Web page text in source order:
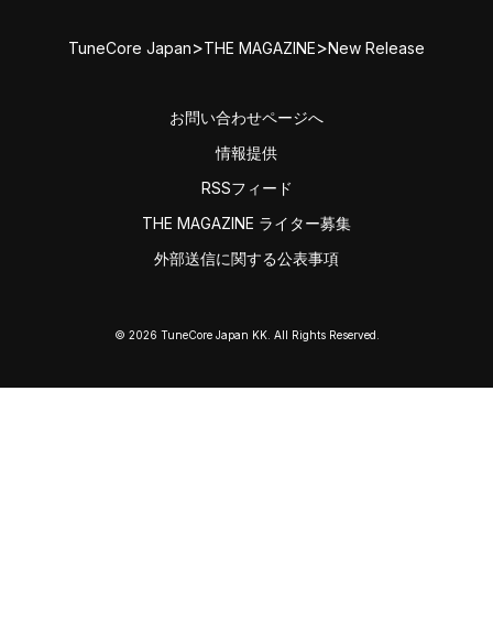
TuneCore Japan>THE MAGAZINE>New Release
お問い合わせページへ
情報提供
RSSフィード
THE MAGAZINE ライター募集
外部送信に関する公表事項
© 2026 TuneCore Japan KK. All Rights Reserved.